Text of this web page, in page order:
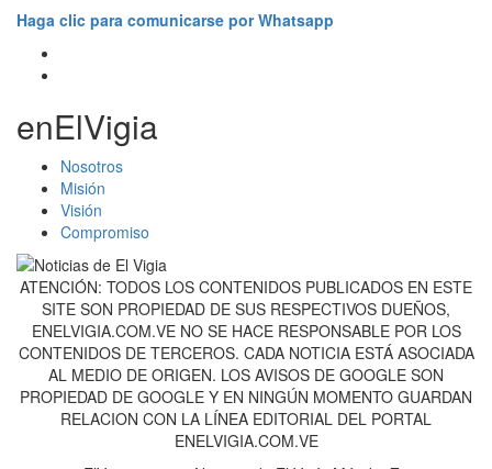
Haga clic para comunicarse por Whatsapp
enElVigia
Nosotros
Misión
Visión
Compromiso
ATENCIÓN: TODOS LOS CONTENIDOS PUBLICADOS EN ESTE
SITE SON PROPIEDAD DE SUS RESPECTIVOS DUEÑOS,
ENELVIGIA.COM.VE NO SE HACE RESPONSABLE POR LOS
CONTENIDOS DE TERCEROS. CADA NOTICIA ESTÁ ASOCIADA
AL MEDIO DE ORIGEN. LOS AVISOS DE GOOGLE SON
PROPIEDAD DE GOOGLE Y EN NINGÚN MOMENTO GUARDAN
RELACION CON LA LÍNEA EDITORIAL DEL PORTAL
ENELVIGIA.COM.VE